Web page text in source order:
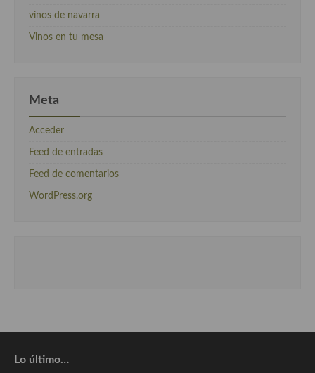
vinos de navarra
Vinos en tu mesa
Meta
Acceder
Feed de entradas
Feed de comentarios
WordPress.org
Lo último…